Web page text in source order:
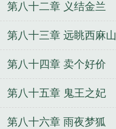
第八十二章 义结金兰
第八十三章 远眺西麻山
第八十四章 卖个好价
第八十五章 鬼王之妃
第八十六章 雨夜梦狐